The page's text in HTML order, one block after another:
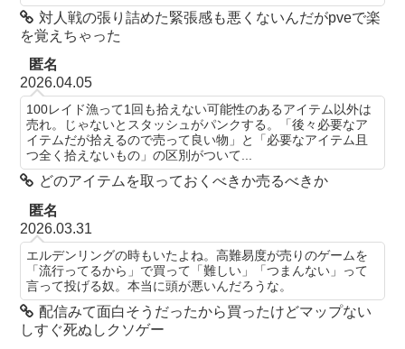
対人戦の張り詰めた緊張感も悪くないんだがpveで楽
を覚えちゃった
匿名
2026.04.05
100レイド漁って1回も拾えない可能性のあるアイテム以外は
売れ。じゃないとスタッシュがパンクする。「後々必要なア
イテムだが拾えるので売って良い物」と「必要なアイテム且
つ全く拾えないもの」の区別がついて...
どのアイテムを取っておくべきか売るべきか
匿名
2026.03.31
エルデンリングの時もいたよね。高難易度が売りのゲームを
「流行ってるから」で買って「難しい」「つまんない」って
言って投げる奴。本当に頭が悪いんだろうな。
配信みて面白そうだったから買ったけどマップない
しすぐ死ぬしクソゲー